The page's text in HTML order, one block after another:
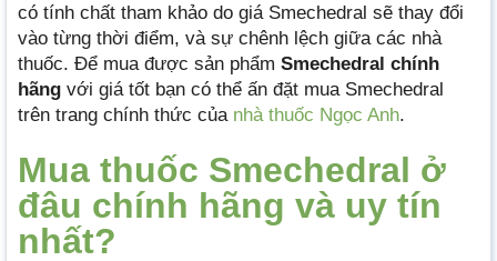
có tính chất tham khảo do giá Smechedral sẽ thay đổi
vào từng thời điểm, và sự chênh lệch giữa các nhà
thuốc. Để mua được sản phẩm Smechedral chính
hãng với giá tốt bạn có thể ấn đặt mua Smechedral
trên trang chính thức của nhà thuốc Ngọc Anh.
Mua thuốc Smechedral ở
đâu chính hãng và uy tín
nhất?